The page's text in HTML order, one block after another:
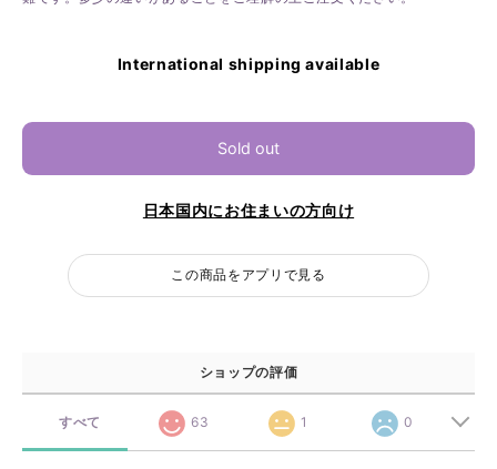
International shipping available
Sold out
日本国内にお住まいの方向け
この商品をアプリで見る
ショップの評価
すべて 63 1 0